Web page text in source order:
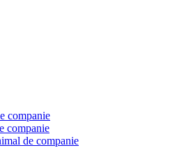
companie
companie
de companie